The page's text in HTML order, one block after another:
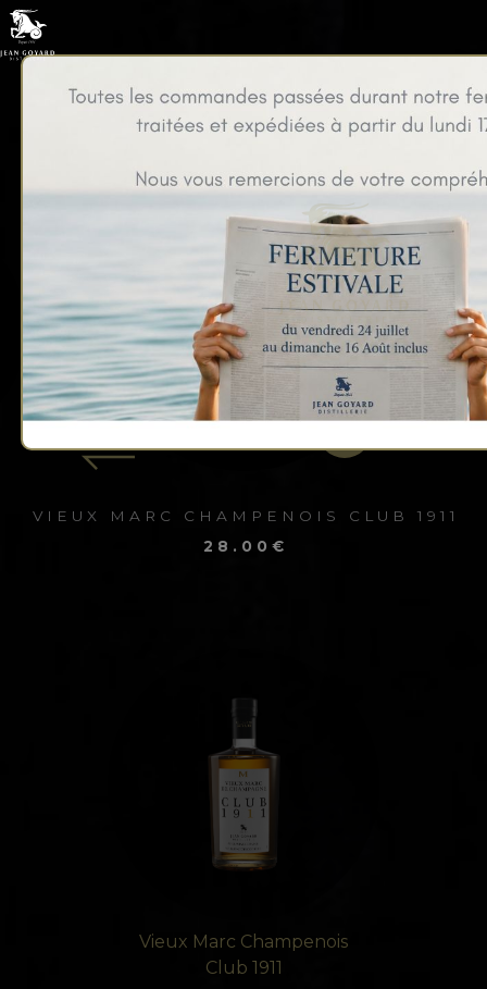
VIEUX MARC CHAMPENOIS CLUB 1911
28.00€
VIEUX MARC CHAMPENOIS CLUB
1911
Vieux Marc Champenois
Club 1911